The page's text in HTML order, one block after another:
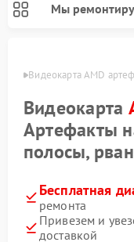
Мы
Видеокарта AMD
Видеокарта
Артефакты
полосы,
Бесплатная
ремонта
Привезем и
доставкой